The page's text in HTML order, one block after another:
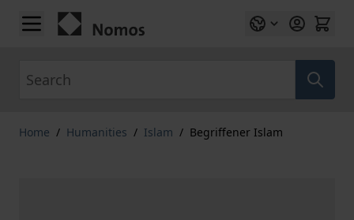
Skip to Content
Home / Humanities / Islam / Begriffener Islam